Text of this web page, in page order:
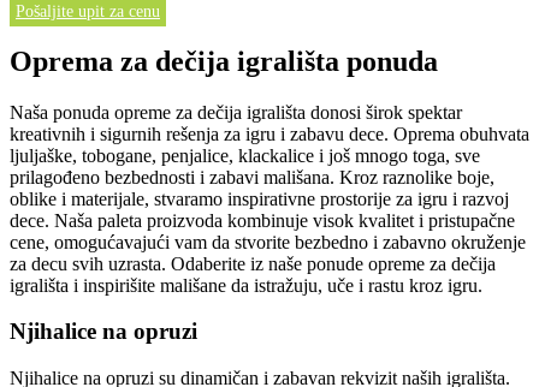
Pošaljite upit za cenu
Oprema za dečija igrališta ponuda
Naša ponuda opreme za dečija igrališta donosi širok spektar
kreativnih i sigurnih rešenja za igru i zabavu dece. Oprema obuhvata
ljuljaške, tobogane, penjalice, klackalice i još mnogo toga, sve
prilagođeno bezbednosti i zabavi mališana. Kroz raznolike boje,
oblike i materijale, stvaramo inspirativne prostorije za igru i razvoj
dece. Naša paleta proizvoda kombinuje visok kvalitet i pristupačne
cene, omogućavajući vam da stvorite bezbedno i zabavno okruženje
za decu svih uzrasta. Odaberite iz naše ponude opreme za dečija
igrališta i inspirišite mališane da istražuju, uče i rastu kroz igru.
Njihalice na opruzi
Njihalice na opruzi su dinamičan i zabavan rekvizit naših igrališta.